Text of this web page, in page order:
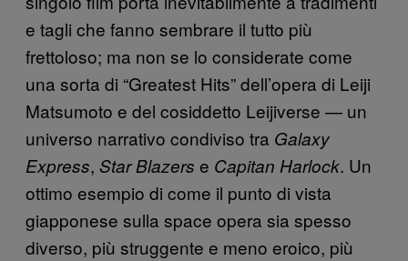
e tagli che fanno sembrare il tutto più
frettoloso; ma non se lo considerate come
una sorta di “Greatest Hits” dell’opera di Leiji
Matsumoto e del cosiddetto Leijiverse — un
universo narrativo condiviso tra Galaxy
Express, Star Blazers e Capitan Harlock. Un
ottimo esempio di come il punto di vista
giapponese sulla space opera sia spesso
diverso, più struggente e meno eroico, più